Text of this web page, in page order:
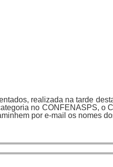
realizada na tarde
no CONFENASPS, o
por e-mail os nomes